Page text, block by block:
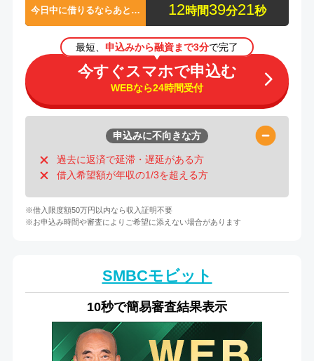
今日中に借りるならあと… 12時間39分21秒
最短、 申込みから融資まで3分で完了
今すぐスマホで申込む
WEBなら24時間受付
申込みに不向きな方
過去に返済で延滞・遅延がある方
借入希望額が年収の1/3を超える方
※借入限度額50万円以内なら収入証明不要
※お申込み時間や審査によりご希望に添えない場合があります
SMBCモビット
10秒で簡易審査結果表示